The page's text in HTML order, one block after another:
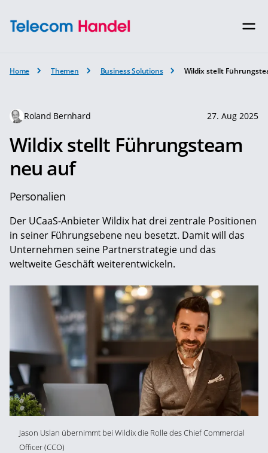
Home Themen Business Solutions Wildix stellt
Roland Bernhard 27. Aug 2025
Wildix stellt Führungsteam
neu auf
Personalien
Der UCaaS-Anbieter Wildix hat drei zentrale Positionen
in seiner Führungsebene neu besetzt. Damit will das
Unternehmen seine Partnerstrategie und das
weltweite Geschäft weiterentwickeln.
Jason Uslan übernimmt bei Wildix die Rolle des Chief Commercial
Officer (CCO)